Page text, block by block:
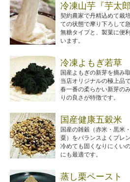
冷凍山芋『芋太郎
契約農家で丹精込めて栽
ての状態で摩り下ろして
無糖タイプと、製菓に便
います。
冷凍よもぎ若草
国産よもぎの新芽を摘み
当店オリジナルの極上品で
春一番の柔らかい新芽の
りの良さが特徴です。
国産健康五穀米
国産の雑穀（赤米・黒米
粟）をバランスよくプレ
冷めても固くなりにくい
にも最適です。
蒸し栗ペースト